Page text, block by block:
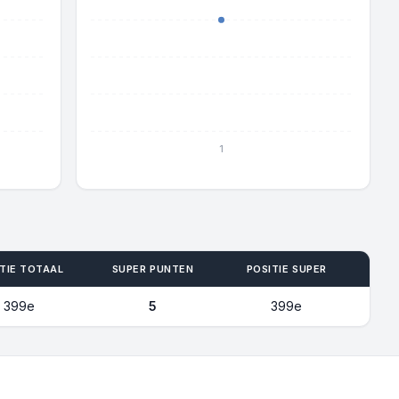
1
TOTAAL SUPER PUNTEN POSITIE SUPER
399e 5 399e